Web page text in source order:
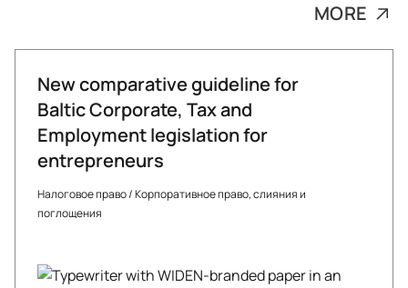
MORE
New comparative guideline for
Baltic Corporate, Tax and
Employment legislation for
entrepreneurs
Налоговое право/Корпоративное право, слияния и
поглощения